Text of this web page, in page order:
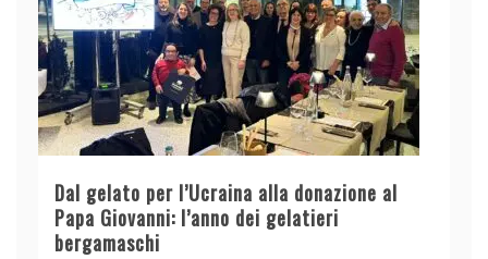
Dal gelato per l’Ucraina alla donazione al
Papa Giovanni: l’anno dei gelatieri
bergamaschi